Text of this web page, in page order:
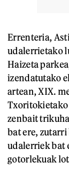
Errenteria,
udalerrietako
Haizeta
izendatutako
artean, XIX.
Txoritokietako
zenbait
bat ere,
udalerriek bat
gotorlekuak